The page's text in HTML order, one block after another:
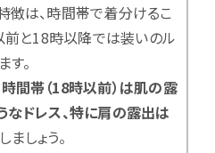
徴は、時間帯で着分けるこ
前と18時以降では装いのル
。
間帯（18時以前）は肌の露
なドレス、特に肩の露出は
しましょう。